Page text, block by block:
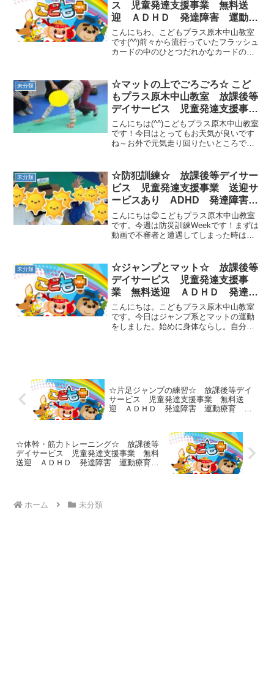
ス 児童発達支援事業 無料送
迎 ＡＤＨＤ 発達障害 運動療
育 市川市 船橋市
こんにちわ、こどもプラス原木中山教室
です(^^)前々から流行っていたフラッシュ
カードの中のひとつだれかなカードの新
ード！！！！！』ちなみにだれかなカー
ドとは裏は生き物の...
未分類
☆マットの上でごろごろ☆ こど
もプラス原木中山教室 放課後等
デイサービス 児童発達支援事
業 無料送迎 ADHD 発達障
害 運動療育 市川市 船橋市
こんにちは(^^)こどもプラス原木中山教室
です！今日はとってもお天気が良いです
ね～お外で元気走り回りたいところです
でもたくさん走って、笑って、楽しみま
した～!(...
未分類
☆防犯訓練☆ 放課後等デイサー
ビス 児童発達支援事業 送迎サ
ービスあり ADHD 発達障害
運動療育 市川市 船橋市
こんにちは😊こどもプラス原木中山教室
です。今週は防災訓練Weekです！まずは
動画で不審者と遭遇してしまった時は、
想定し、訓練を行っていきます。不審者
が来た側とは反対側の...
未分類
☆ジャンプとマット☆ 放課後等
デイサービス 児童発達支援事
業 無料送迎 ＡＤＨＤ 発達障
害 運動療育 市川市 船橋市
こんにちは。こどもプラス原木中山教室
です。今日はジャンプ系とマットの運動
をしました。始めに身体ならし。自分の
☆片足ジャンプの練習☆ 放課後等デイ
サービス 児童発達支援事業 無料送
迎 ＡＤＨＤ 発達障害 運動療育 市
☆体幹・筋力トレーニング☆ 放課後等
デイサービス 児童発達支援事業 無料
送迎 ＡＤＨＤ 発達障害 運動療育
ホーム 未分類